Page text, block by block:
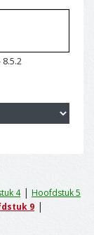
4| Hoofdstuk 5
9 |